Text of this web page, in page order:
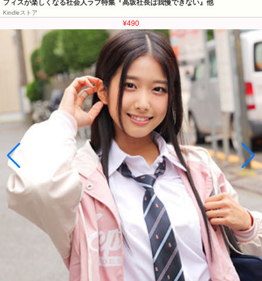
フィスが楽しくなる社会人ラブ特集『高坂社長は我慢できない』他
Kindleストア
¥490